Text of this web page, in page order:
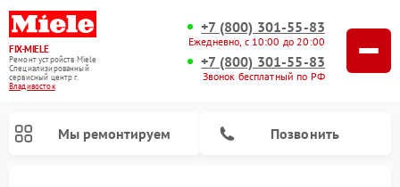
FIX-MIELE
Ремонт устройств Miele
Специализированный
cервисный центр г.
Владивосток
+7 (800) 301-55-83
Ежедневно, с 10:00 до 20:00
+7 (800) 301-55-83
Звонок бесплатный по РФ
Мы ремонтируем Позвонить